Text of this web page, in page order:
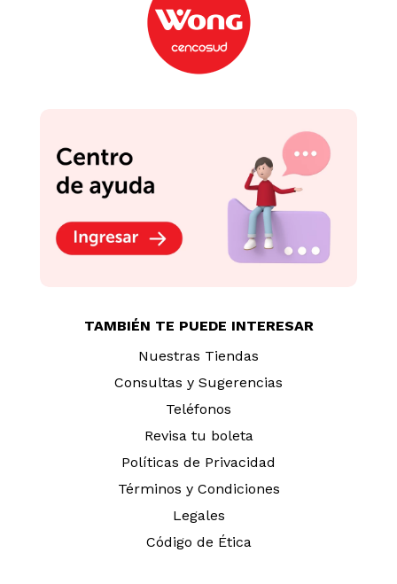
TAMBIÉN TE PUEDE INTERESAR
Nuestras Tiendas
Consultas y Sugerencias
Teléfonos
Revisa tu boleta
Políticas de Privacidad
Términos y Condiciones
Legales
Código de Ética